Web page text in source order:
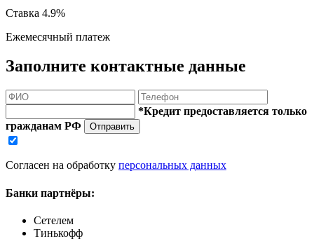
Ставка 4.9%
Ежемесячный платеж
Заполните контактные данные
*Кредит предоставляется только
гражданам РФ
Отправить
Согласен на обработку персональных данных
Банки партнёры:
Сетелем
Тинькофф